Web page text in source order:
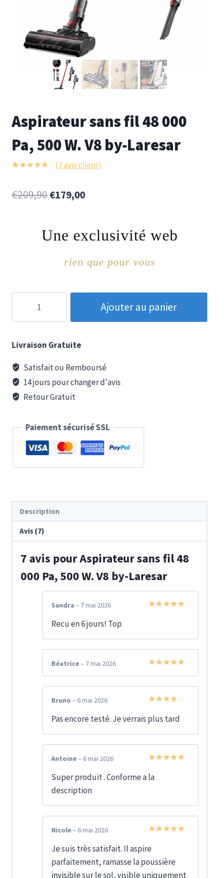
Aspirateur sans fil 48 000
Pa, 500 W. V8 by-Laresar
sur
notations
(7avis client)
€209,90€179,00
Une exclusivité web
rien que pour vous
Aspirateur
fil
48
000
Pa,
500
V8
Laresar
Ajouter au panier
Livraison Gratuite
Satisfait ou Remboursé
14 jours pour changer d'avis
Retour Gratuit
Paiement sécurisé SSL
Description
Avis (7)
7 avis pourAspirateur sans fil 48
000 Pa, 500 W. V8 by-Laresar
Sandra – 7 mai 2026
Recu en 6 jours! Top
Note5sur
Béatrice– 7 mai 2026
sur 5
Bruno – 6 mai 2026
Pas encore testé. Je verrais plus tard
5
Antoine– 6 mai 2026
Super produit . Conforme a la
description
5
Nicole– 6 mai 2026
Je suis très satisfait. Il aspire
parfaitement, ramasse la poussière
invisible sur le sol, visible uniquement